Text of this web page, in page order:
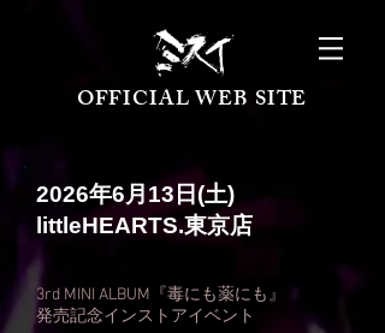
OFFICIAL WEB SITE
2026年6月13 日(土)
littleHEARTS.東京店
3rd MINI ALBUM『毒にも薬にも』
発売記念インストアイベント